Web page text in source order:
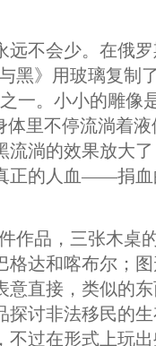
远不会少。在俄
黑》用玻璃复制
一。小小的雕像
体里不停流淌着
流淌的效果放大
正的人血——捐血
作品，三张木桌
格达和喀布尔；
意直接，类似的
探讨非法移民的
不过在形式上玩